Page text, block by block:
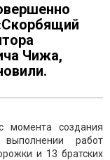
Чижа,
момента создания
работ
и 13 братских